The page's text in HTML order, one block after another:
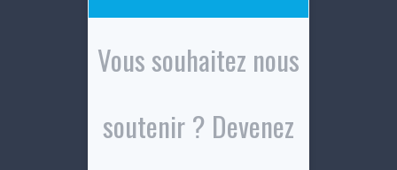
Vous souhaitez nous
soutenir ? Devenez